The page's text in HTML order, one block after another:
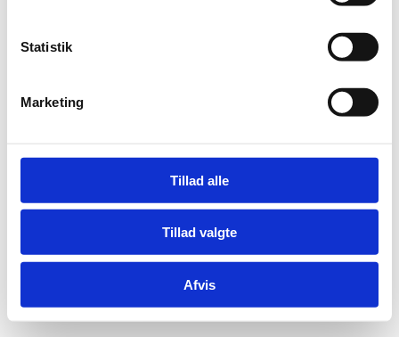
Statistik
Marketing
Tillad alle
Tillad valgte
Afvis